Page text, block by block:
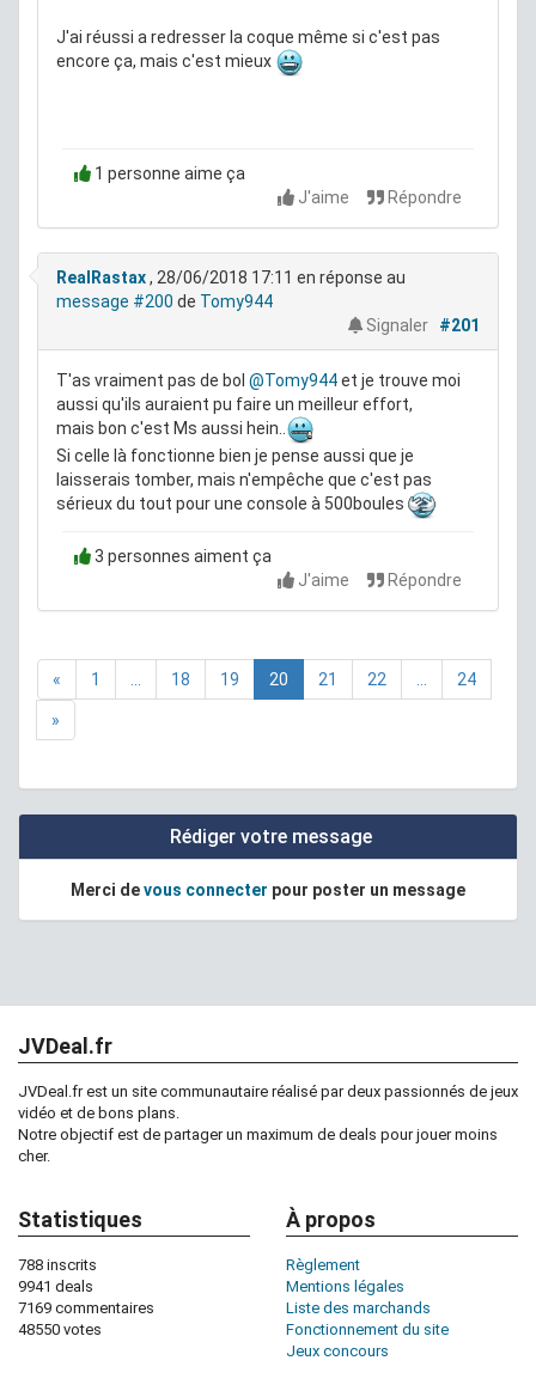
J'ai réussi a redresser la coque même si c'est pas
encore ça, mais c'est mieux
1 personne aime ça
J'aime
Répondre
RealRastax, 28/06/2018 17:11 en réponse au
message #200 de Tomy944
Signaler
#201
T'as vraiment pas de bol @Tomy944et je trouve moi
aussi qu'ils auraient pu faire un meilleur effort,
mais bon c'est Ms aussi hein..
Si celle là fonctionne bien je pense aussi que je
laisserais tomber, mais n'empêche que c'est pas
sérieux du tout pour une console à 500boules
3 personnes aiment ça
J'aime
Répondre
« 1 18 19 20 21 22 24
»
Rédiger votre message
Merci devous connecter pour poster un message
JVDeal.fr
JVDeal.fr est un site communautaire réalisé par deux passionnés de jeux
vidéo et de bons plans.
Notre objectif est de partager un maximum de deals pour jouer moins
cher.
Statistiques
788 inscrits
9941 deals
7169 commentaires
48550 votes
À propos
Règlement
Mentions légales
Liste des marchands
Fonctionnement du site
Jeux concours